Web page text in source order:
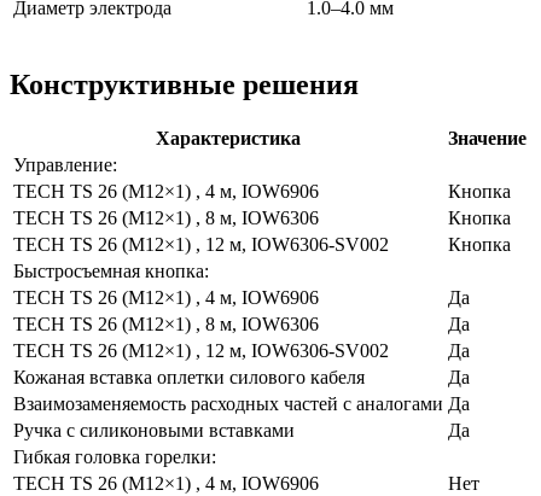
Диаметр электрода
1.0–4.0 мм
Конструктивные решения
Характеристика
Значение
Управление:
TECH TS 26 (M12×1) , 4 м, IOW6906
Кнопка
TECH TS 26 (M12×1) , 8 м, IOW6306
Кнопка
TECH TS 26 (M12×1) , 12 м, IOW6306-SV002
Кнопка
Быстросъемная кнопка:
TECH TS 26 (M12×1) , 4 м, IOW6906
Да
TECH TS 26 (M12×1) , 8 м, IOW6306
Да
TECH TS 26 (M12×1) , 12 м, IOW6306-SV002
Да
Кожаная вставка оплетки силового кабеля
Да
Взаимозаменяемость расходных частей с аналогами Да
Ручка с силиконовыми вставками
Да
Гибкая головка горелки:
TECH TS 26 (M12×1) , 4 м, IOW6906
Нет